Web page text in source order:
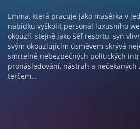
Emma, která pracuje jako masérka v
nabídku vyškolit personál luxusního
okouzlí, stejně jako šéf resortu, syn
svým okouzlujícím úsměvem skrývá
smrtelně nebezpečných politických
pronásledování, nástrah a
terčem…